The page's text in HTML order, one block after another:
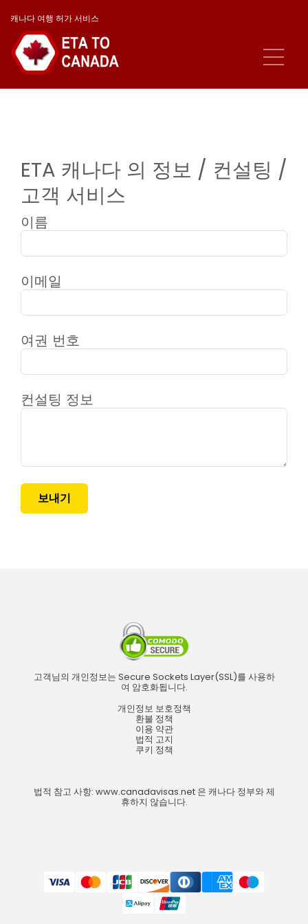
캐나다 여행 허가 서비스
ETA 캐나다 의 정보 / 컨설팅 /
고객 서비스
이름
이메일
여권 번호
컨설팅 정보
보내기
고객님의 개인정보는 Secure Sockets Layer(SSL)를 사용하
여 암호화됩니다.
개인정보 보호정책
환불 정책
이용 약관
법적 고지
쿠키 정책
법적 참고 사항: www.canadavisas.net 은 캐나다 정부와 제
휴하지 않습니다.